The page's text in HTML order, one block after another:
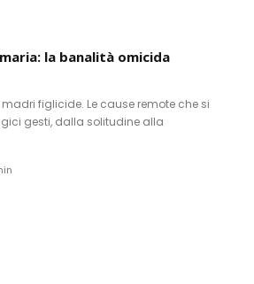
la banalità omicida
figlicide. Le cause remote che si
gesti, dalla solitudine alla